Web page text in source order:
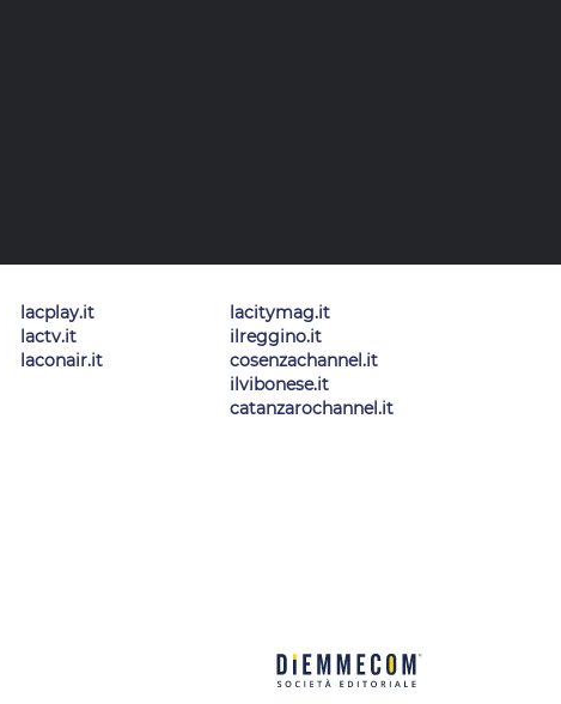
lacplay.it
lactv.it
laconair.it
lacitymag.it
ilreggino.it
cosenzachannel.it
ilvibonese.it
catanzarochannel.it